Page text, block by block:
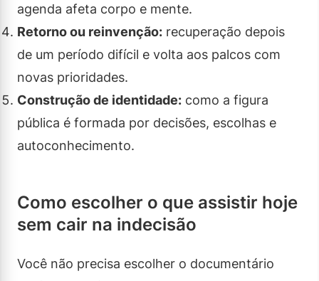
agenda afeta corpo e mente.
Retorno ou reinvenção: recuperação depois
de um período difícil e volta aos palcos com
novas prioridades.
Construção de identidade: como a figura
pública é formada por decisões, escolhas e
autoconhecimento.
Como escolher o que assistir hoje
sem cair na indecisão
Você não precisa escolher o documentário